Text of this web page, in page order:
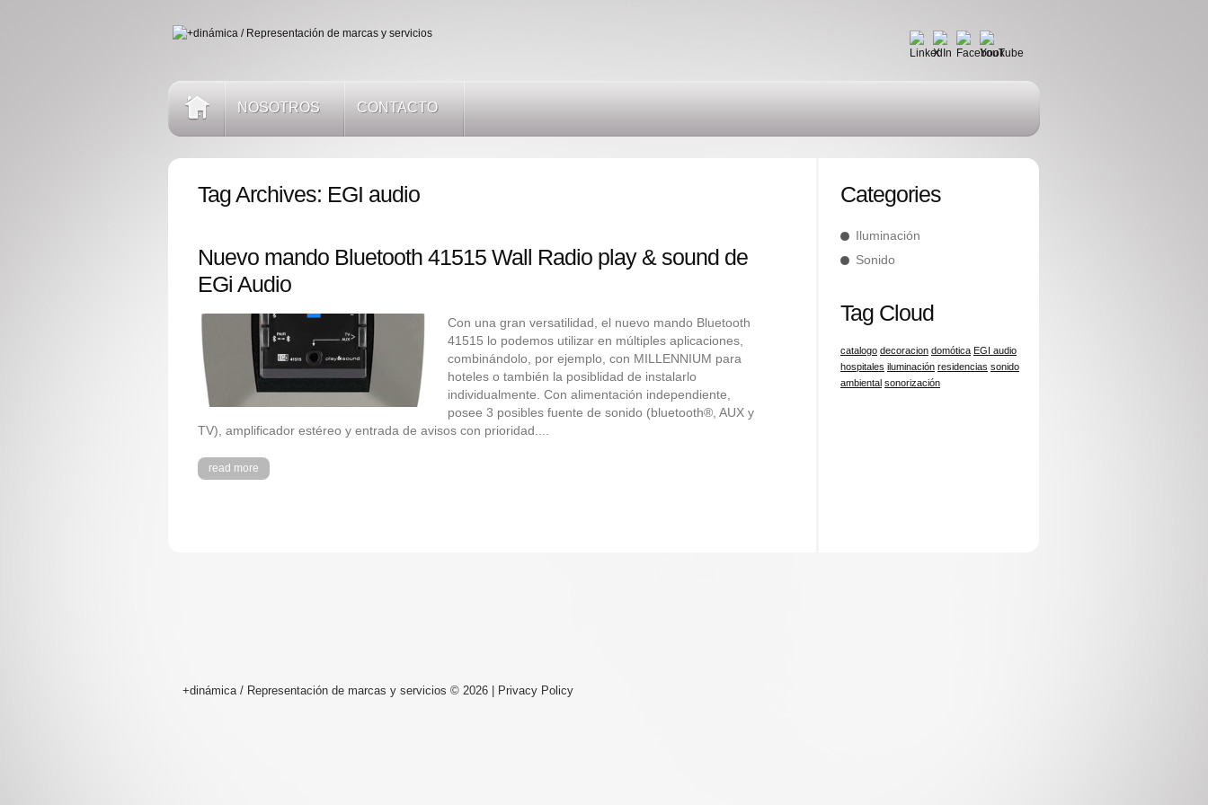
NOSOTROS CONTACTO
Tag Archives: EGI audio
Nuevo mando Bluetooth 41515 Wall Radio play & sound de
EGi Audio
Con una gran versatilidad, el nuevo mando Bluetooth
41515 lo podemos utilizar en múltiples aplicaciones,
combinándolo, por ejemplo, con MILLENNIUM para
hoteles o también la posiblidad de instalarlo
individualmente. Con alimentación independiente,
posee 3 posibles fuente de sonido (bluetooth®, AUX y
TV), amplificador estéreo y entrada de avisos con prioridad....
read more
Categories
Iluminación
Sonido
Tag Cloud
catalogo decoracion domótica EGI audio
hospitales iluminación residencias sonido
ambiental sonorización
+dinámica / Representación de marcas y servicios © 2026 | Privacy Policy